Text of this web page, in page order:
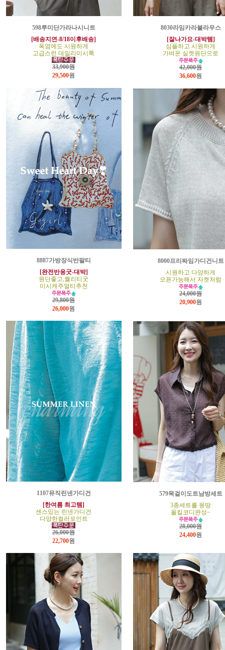
598루미단가라나시니트
[배송지연-8/18이후배송]
폭염에도 시원하게
고급스런 데일리미시룩
33,900원
29,500원
8030라임카라블라우스
[잘나가요-대박템]
심플하고 시원하게
가벼운 실켓원단으로
42,000원
36,600원
8887가방장식반팔티
[완전반응굿-대박]
원단좋고,퀄리티굿
미시캐주얼티추천
29,800원
26,000원
8000프리짜임가디건니트
시원하고 다양하게
오픈가능해서 자켓처럼
24,000원
20,900원
1107뮤직린넨가디건
[한여름 최고템]
센스있는 린넨가디건
다양한컬러포인트
26,000원
22,700원
579목걸이도트남방세트
3종세트를 몽땅
올킬코디완성~
28,000원
24,400원